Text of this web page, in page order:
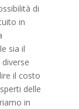
di
in
sia il
il costo
delle
in